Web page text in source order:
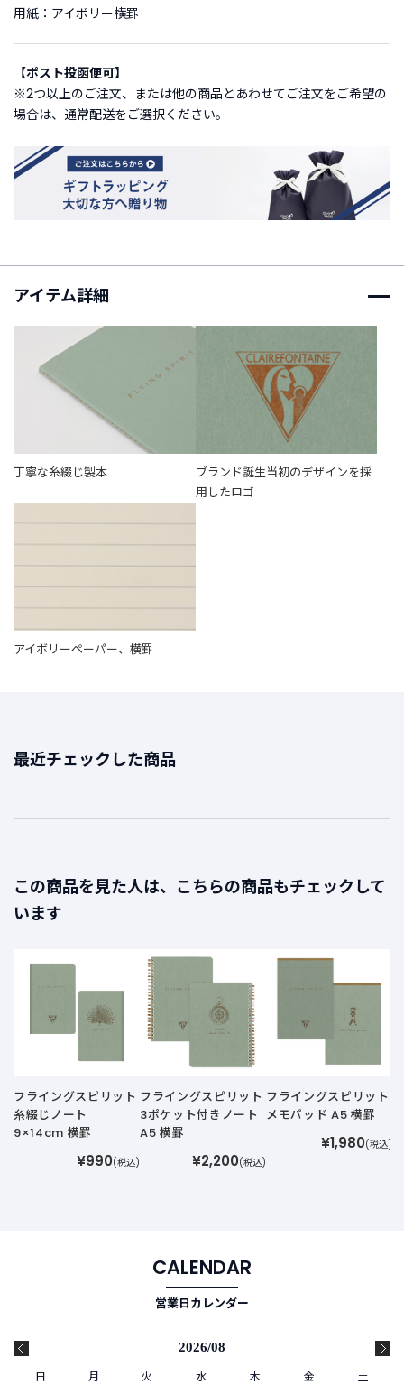
ご
利
用
ガ
イ
ご
問
g
r
e
b
用紙：アイボリー横罫
【ポスト投函便可】
※2つ以上のご注文、または他の商品とあわせてご注文をご希望の
場合は、通常配送をご選択ください。
アイテム詳細
丁寧な糸綴じ製本
ブランド誕生当初のデザインを採
用したロゴ
アイボリーペーパー、横罫
最近チェックした商品
この商品を見た人は、こちらの商品もチェックして
います
フライングスピリット
糸綴じノート
9×14cm 横罫
¥990(税込)
フライングスピリット
3ポケット付きノート
A5 横罫
¥2,200(税込)
フライングスピリット
メモパッド A5 横罫
¥1,980(税込)
CALENDAR
営業日カレンダー
2026/08
日 月 火 水 木 金
土